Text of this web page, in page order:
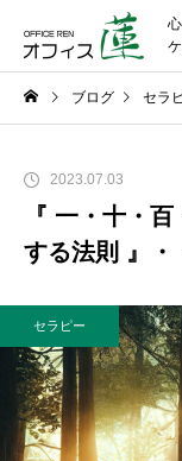
ブログ セラ
2023.07.03
『 一・十・
する法則 』・
セラピー